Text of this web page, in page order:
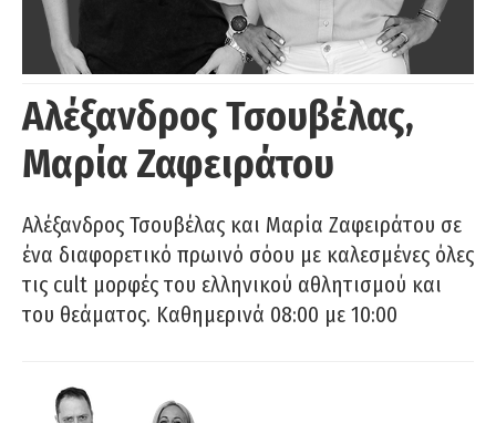
Αλέξανδρος Τσουβέλας,
Μαρία Ζαφειράτου
Αλέξανδρος Τσουβέλας και Μαρία Ζαφειράτου σε
ένα διαφορετικό πρωινό σόου με καλεσμένες όλες
τις cult μορφές του ελληνικού αθλητισμού και
του θεάματος. Καθημερινά 08:00 με 10:00